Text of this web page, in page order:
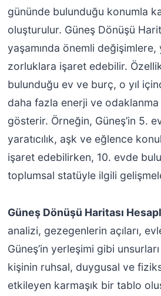
gününde bulunduğu konumla
oluşturulur. Güneş Dönüşü
yaşamında önemli değişimlere,
zorluklara işaret edebilir.
bulunduğu ev ve burç, o yıl
daha fazla enerji ve
gösterir. Örneğin, Güneş’in 5.
yaratıcılık, aşk ve eğlence
işaret edebilirken, 10. evde
toplumsal statüyle ilgili
Güneş Dönüşü Haritası
analizi, gezegenlerin açıları,
Güneş’in yerleşimi gibi
kişinin ruhsal, duygusal ve
etkileyen karmaşık bir tablo